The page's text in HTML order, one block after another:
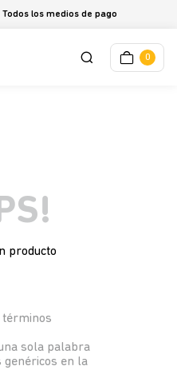
Todos los medios de pago
0
producto
términos
sola palabra
genéricos en la